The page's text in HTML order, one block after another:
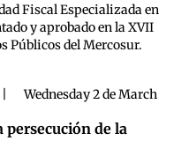
Fiscal Especializada en
y aprobado en la XVII
Públicos del Mercosur.
Wednesday 2 de March
de la